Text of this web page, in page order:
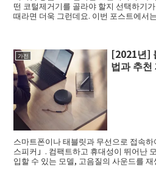
떤 코털제거기를 골라야 할지 선택하기
때라면 더욱 그런데요. 이번 포스트에서
가전
[2021년]
법과 추
스마트폰이나 태블릿과 무선으로 접속
스피커」. 컴팩트하고 휴대성이 뛰어난
입할 수 있는 모델, 고음질의 사운드를